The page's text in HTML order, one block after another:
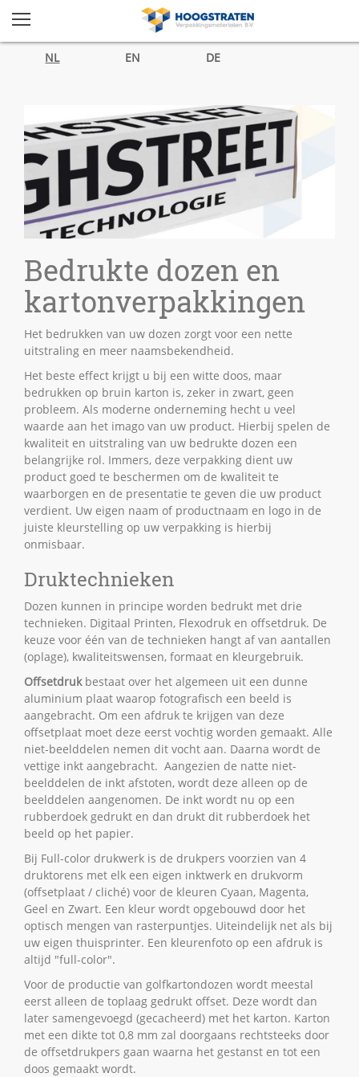
NL EN DE
Bedrukte dozen en
kartonverpakkingen
Het bedrukken van uw dozen zorgt voor een nette
uitstraling en meer naamsbekendheid.
Het beste effect krijgt u bij een witte doos, maar
bedrukken op bruin karton is, zeker in zwart, geen
probleem. Als moderne onderneming hecht u veel
waarde aan het imago van uw product. Hierbij spelen de
kwaliteit en uitstraling van uw bedrukte dozen een
belangrijke rol. Immers, deze verpakking dient uw
product goed te beschermen om de kwaliteit te
waarborgen en de presentatie te geven die uw product
verdient. Uw eigen naam of productnaam en logo in de
juiste kleurstelling op uw verpakking is hierbij
onmisbaar.
Druktechnieken
Dozen kunnen in principe worden bedrukt met drie
technieken. Digitaal Printen, Flexodruk en offsetdruk. De
keuze voor één van de technieken hangt af van aantallen
(oplage), kwaliteitswensen, formaat en kleurgebruik.
Offsetdrukbestaat over het algemeen uit een dunne
aluminium plaat waarop fotografisch een beeld is
aangebracht. Om een afdruk te krijgen van deze
offsetplaat moet deze eerst vochtig worden gemaakt. Alle
niet-beelddelen nemen dit vocht aan. Daarna wordt de
vettige inkt aangebracht. Aangezien de natte niet-
beelddelen de inkt afstoten, wordt deze alleen op de
beelddelen aangenomen. De inkt wordt nu op een
rubberdoek gedrukt en dan drukt dit rubberdoek het
beeld op het papier.
Bij Full-color drukwerk is de drukpers voorzien van 4
druktorens met elk een eigen inktwerk en drukvorm
(offsetplaat / cliché) voor de kleuren Cyaan, Magenta,
Geel en Zwart. Een kleur wordt opgebouwd door het
optisch mengen van rasterpuntjes. Uiteindelijk net als bij
uw eigen thuisprinter. Een kleurenfoto op een afdruk is
altijd "full-color".
Voor de productie van golfkartondozen wordt meestal
eerst alleen de toplaag gedrukt offset. Deze wordt dan
later samengevoegd (gecacheerd) met het karton. Karton
met een dikte tot 0,8 mm zal doorgaans rechtsteeks door
de offsetdrukpers gaan waarna het gestanst en tot een
doos gemaakt wordt.